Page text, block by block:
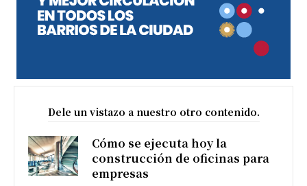
Dele un vistazo a nuestro otro contenido.
Cómo se ejecuta hoy la
construcción de oficinas para
empresas